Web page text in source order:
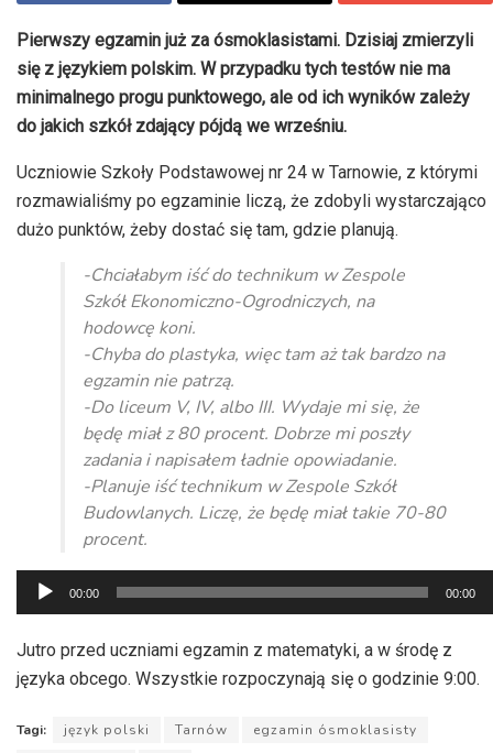
Pierwszy egzamin już za ósmoklasistami. Dzisiaj zmierzyli
się z językiem polskim. W przypadku tych testów nie ma
minimalnego progu punktowego, ale od ich wyników zależy
do jakich szkół zdający pójdą we wrześniu.
Uczniowie Szkoły Podstawowej nr 24 w Tarnowie, z którymi
rozmawialiśmy po egzaminie liczą, że zdobyli wystarczająco
dużo punktów, żeby dostać się tam, gdzie planują.
-Chciałabym iść do technikum w Zespole
Szkół Ekonomiczno-Ogrodniczych, na
hodowcę koni.
-Chyba do plastyka, więc tam aż tak bardzo na
egzamin nie patrzą.
-Do liceum V, IV, albo III. Wydaje mi się, że
będę miał z 80 procent. Dobrze mi poszły
zadania i napisałem ładnie opowiadanie.
-Planuje iść technikum w Zespole Szkół
Budowlanych. Liczę, że będę miał takie 70-80
procent.
Odtwarzacz
plików
dźwiękowych
00:00 00:00
Jutro przed uczniami egzamin z matematyki, a w środę z
języka obcego. Wszystkie rozpoczynają się o godzinie 9:00.
Tagi: język polski Tarnów
egzamin ósmoklasisty